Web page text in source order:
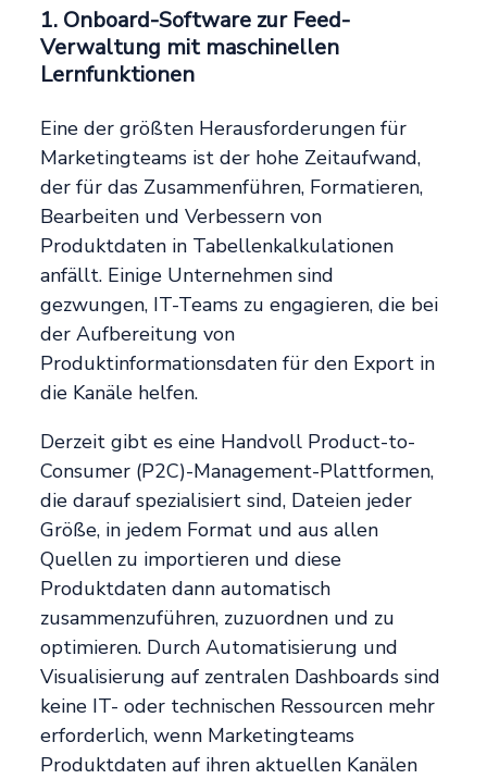
1. Onboard-Software zur Feed-
Verwaltung mit maschinellen
Lernfunktionen
Eine der größten Herausforderungen für
Marketingteams ist der hohe Zeitaufwand,
der für das Zusammenführen, Formatieren,
Bearbeiten und Verbessern von
Produktdaten in Tabellenkalkulationen
anfällt. Einige Unternehmen sind
gezwungen, IT-Teams zu engagieren, die bei
der Aufbereitung von
Produktinformationsdaten für den Export in
die Kanäle helfen.
Derzeit gibt es eine Handvoll Product-to-
Consumer (P2C)-Management-Plattformen,
die darauf spezialisiert sind, Dateien jeder
Größe, in jedem Format und aus allen
Quellen zu importieren und diese
Produktdaten dann automatisch
zusammenzuführen, zuzuordnen und zu
optimieren. Durch Automatisierung und
Visualisierung auf zentralen Dashboards sind
keine IT- oder technischen Ressourcen mehr
erforderlich, wenn Marketingteams
Produktdaten auf ihren aktuellen Kanälen